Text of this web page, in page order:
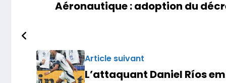
Aéronautique : adoption du
Article suivant
L’attaquant Daniel Ríos